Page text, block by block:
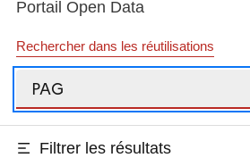
Portail Open Data
Rechercher dans les réutilisations
Recherche
Filtrer les résultats